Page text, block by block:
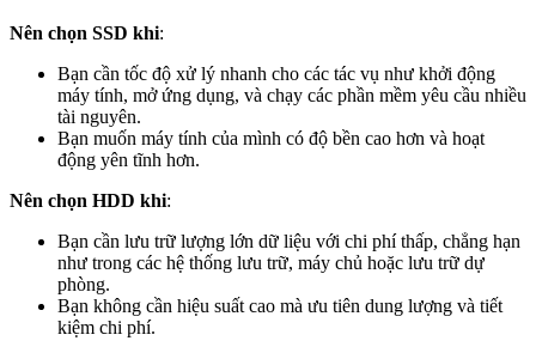
Nên chọn SSD khi:
Bạn cần tốc độ xử lý nhanh cho các tác vụ như khởi động
máy tính, mở ứng dụng, và chạy các phần mềm yêu cầu nhiều
tài nguyên.
Bạn muốn máy tính của mình có độ bền cao hơn và hoạt
động yên tĩnh hơn.
Nên chọn HDD khi:
Bạn cần lưu trữ lượng lớn dữ liệu với chi phí thấp, chẳng hạn
như trong các hệ thống lưu trữ, máy chủ hoặc lưu trữ dự
phòng.
Bạn không cần hiệu suất cao mà ưu tiên dung lượng và tiết
kiệm chi phí.